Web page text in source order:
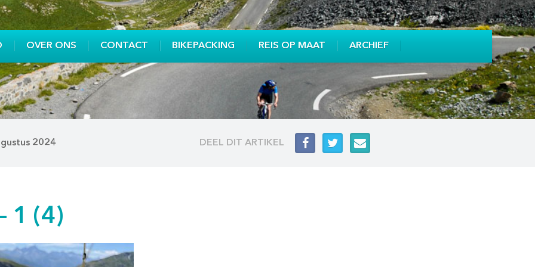
OVER ONS CONTACT BIKEPACKING REIS OP MAAT ARCHIEF
2024 DEEL DIT ARTIKEL
1 (4)